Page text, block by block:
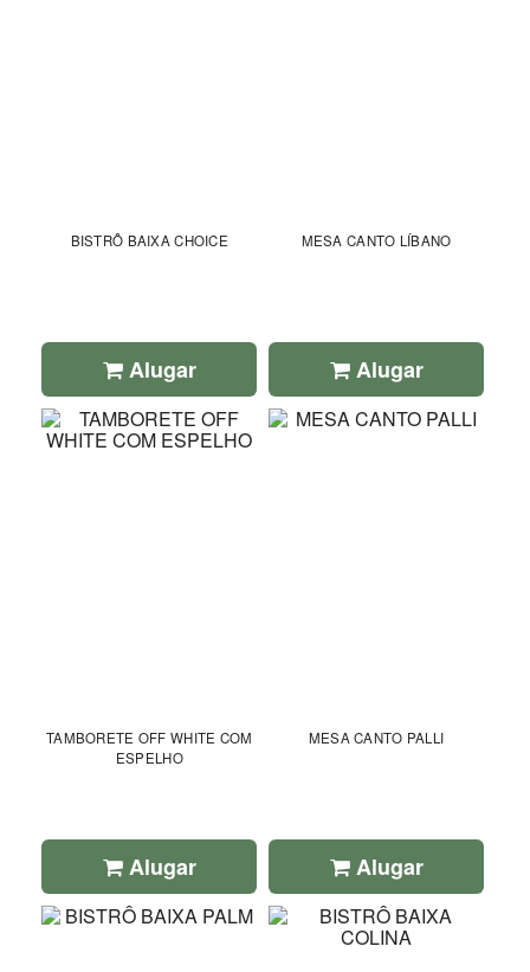
BISTRÔ BAIXA CHOICE
Alugar
MESA CANTO LÍBANO
Alugar
TAMBORETE OFF WHITE COM
ESPELHO
Alugar
MESA CANTO PALLI
Alugar